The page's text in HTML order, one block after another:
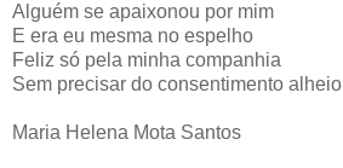
Alguém se apaixonou por mim
E era eu mesma no espelho
Feliz só pela minha companhia
Sem precisar do consentimento alheio
Maria Helena Mota Santos